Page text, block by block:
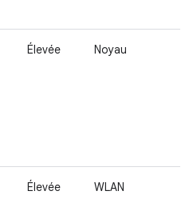
Élevée Noyau
Élevée WLAN